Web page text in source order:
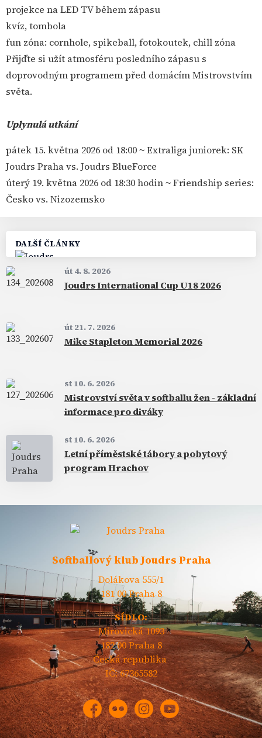
DALŠÍ ČLÁNKY
út 4. 8. 2026
Joudrs International Cup U18 2026
út 21. 7. 2026
Mike Stapleton Memorial 2026
st 10. 6. 2026
Mistrovství světa v softballu žen - základní
informace pro diváky
st 10. 6. 2026
Letní příměstské tábory a pobytový
program Hrachov
projekce na LED TV během zápasu
kvíz, tombola
fun zóna: cornhole, spikeball, fotokoutek, chill zóna
Přijďte si užít atmosféru posledního zápasu s
doprovodným programem před domácím Mistrovstvím
světa.
Uplynulá utkání
pátek 15. května 2026 od 18:00 ~ Extraliga juniorek: SK
Joudrs Praha vs. Joudrs BlueForce
úterý 19. května 2026 od 18:30 hodin ~ Friendship series:
Česko vs. Nizozemsko
Softballový klub Joudrs Praha
Dolákova 555/1
181 00 Praha 8
SÍDLO:
Mirovická 1093
182 00 Praha 8
Česká republika
IČ: 67365582
Facebook
FlickrInstagramYouTube